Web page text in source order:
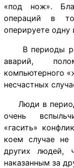
«под нож».
операций в
оперируете одну
В периоды
аварий,
компьютерного
несчастных
Люди в период
очень
«гасить»
коем случае не
других людей,
наказанным за